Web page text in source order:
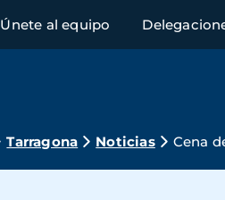
Únete al equipo
Tarragona Noticias Cena